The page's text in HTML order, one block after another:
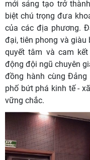
mới sáng tạo trở
biệt chú trọng đưa
của các địa phương.
đại, tiên phong và giàu
quyết tâm và cam
động đội ngũ chuyên
đồng hành cùng Đảng
phố bứt phá kinh tế -
vững chắc.